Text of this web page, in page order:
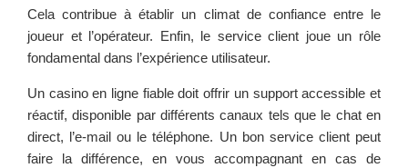
Cela contribue à établir un climat de confiance entre le
joueur et l’opérateur. Enfin, le service client joue un rôle
fondamental dans l’expérience utilisateur.
Un casino en ligne fiable doit offrir un support accessible et
réactif, disponible par différents canaux tels que le chat en
direct, l’e-mail ou le téléphone. Un bon service client peut
faire la différence, en vous accompagnant en cas de